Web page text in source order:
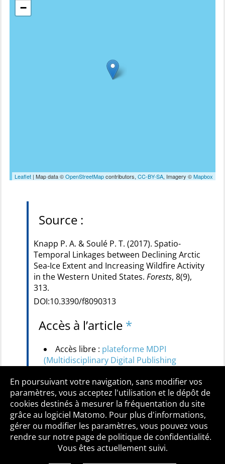
−
Leaflet | Map data ©OpenStreetMapcontributors, CC-BY-SA, Imagery ©Mapbox
Source :
Knapp P. A. & Soulé P. T. (2017). Spatio-
Temporal Linkages between Declining Arctic
Sea-Ice Extent and Increasing Wildfire Activity
in the Western United States. Forests, 8(9),
313.
DOI:10.3390/f8090313
Accès à l’article *
Accès libre : plateforme MDPI
(Multidisciplinary Digital Publishing
Qui sommes-nous ? Mentions légales
Accessibilité
Politique de confidentialité
Contact
En poursuivant votre navigation, sans modifier vos
paramètres, vous acceptez l'utilisation et le dépôt de
cookies destinés à mesurer la fréquentation du site
grâce au logiciel Matomo. Pour plus d'informations,
gérer ou modifier les paramètres, vous pouvez vous
rendre sur notre page de politique de confidentialité.
Vous êtes actuellement suivi.